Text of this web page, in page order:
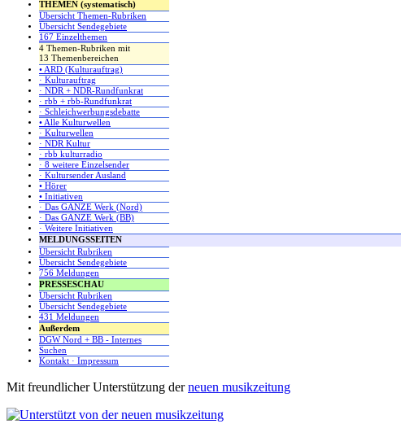
THEMEN (systematisch)
Übersicht Themen-Rubriken
Übersicht Sendegebiete
167 Einzelthemen
4 Themen-Rubriken mit
13 Themenbereichen
• ARD (Kulturauftrag)
· Kulturauftrag
· NDR + NDR-Rundfunkrat
· rbb + rbb-Rundfunkrat
· Schleichwerbungsdebatte
• Alle Kulturwellen
· Kulturwellen
· NDR Kultur
· rbb kulturradio
· 8 weitere Einzelsender
· Kultursender Ausland
• Hörer
• Initiativen
· Das GANZE Werk (Nord)
· Das GANZE Werk (BB)
· Weitere Initiativen
MELDUNGSSEITEN
Übersicht Rubriken
Übersicht Sendegebiete
756 Meldungen
PRESSESCHAU
Übersicht Rubriken
Übersicht Sendegebiete
431 Meldungen
Außerdem
DGW Nord + BB - Internes
Suchen
Kontakt · Impressum
Mit freundlicher Unterstützung derneuen musikzeitung